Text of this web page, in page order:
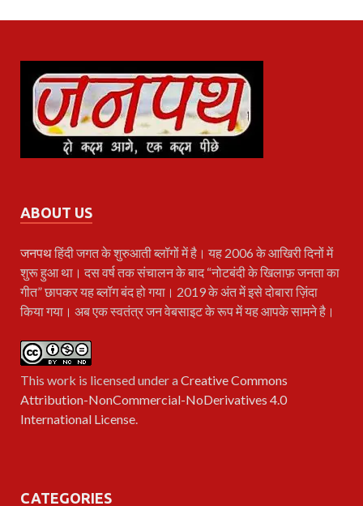
ABOUT US
जनपथहिंदी जगत के शुरुआती ब्लॉगों में है। यह 2006 के आखिरी दिनों में
शुरू हुआ था। दस वर्ष तक संचालन के बाद “नोटबंदी के खिलाफ़ जनता का
गीत” छापकर यह ब्लॉग बंद हो गया। 2019 के अंत में इसे दोबारा ज़िंदा
किया गया। अब एक स्वतंत्र जन वेबसाइट के रूप में यह आपके सामने है।
This work is licensed under aCreative Commons
Attribution-NonCommercial-NoDerivatives 4.0
International License
CATEGORIES